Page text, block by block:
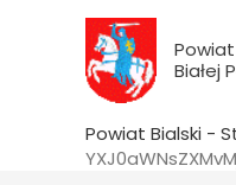
Białej
Powiat Bialski -